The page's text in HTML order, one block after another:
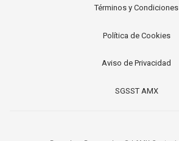
Términos y Condiciones
Política de Cookies
Aviso de Privacidad
SGSST AMX